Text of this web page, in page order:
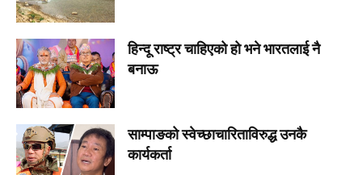
हिन्दू राष्ट्र चाहिएको हो भने भारतलाई नै
बनाऊ
साम्पाङको स्वेच्छाचारिताविरुद्ध उनकै
कार्यकर्ता